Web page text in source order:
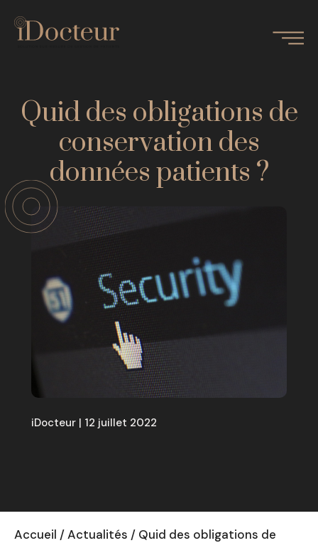
Quid des obligations de
conservation des
données patients ?
iDocteur | 12 juillet 2022
Accueil /Actualités / Quid des obligations de